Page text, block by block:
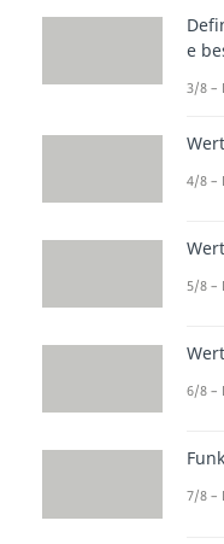
e
3/8 –
4/8 –
5/8 –
6/8 –
7/8 –